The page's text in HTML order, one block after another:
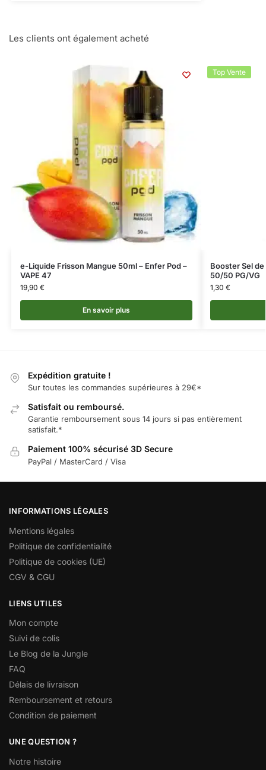
Les clients ont également acheté
e-Liquide Frisson Mangue 50ml – Enfer Pod –
VAPE 47
19,90 €
En savoir plus
Top Vente
Booster Sel
50/50 PG/VG
1,30 €
Expédition gratuite !
Sur toutes les commandes supérieures à 29€*
Satisfait ou remboursé.
Garantie remboursement sous 14 jours si pas entièrement
satisfait.*
Paiement 100% sécurisé 3D Secure
PayPal / MasterCard / Visa
INFORMATIONS LÉGALES
Mentions légales
Politique de confidentialité
Politique de cookies (UE)
CGV & CGU
LIENS UTILES
Mon compte
Suivi de colis
Le Blog de la Jungle
FAQ
Délais de livraison
Remboursement et retours
Condition de paiement
UNE QUESTION ?
Notre histoire